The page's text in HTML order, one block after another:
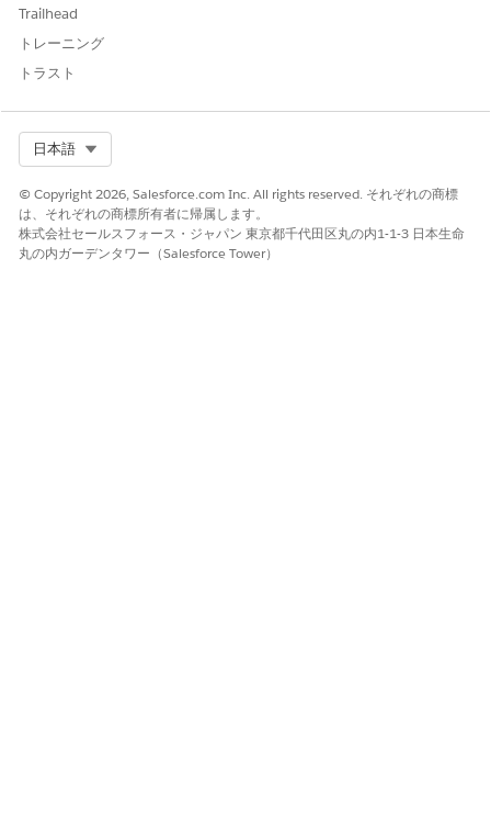
グを制御します。開始要素で AND、OR、カスタムロジック、
または数式ベースの条件を使用すると、適切なレコードが変更
レコードによってフローの実行がトリガーされると、
Salesforce はそのレコードの情報をトリガーレコード変数に
自動的に保存します。この変数により、フローをトリガーした
レコードのすべての項目値にフローがインスタントアクセスで
きます。項目値を参照したり、確認したり、変更したりできま
す。
Trailhead
トレーニング
トラスト
日本語
© Copyright 2026, Salesforce.com Inc. All rights reserved. それぞれの商標
は、それぞれの商標所有者に帰属します。
株式会社セールスフォース・ジャパン 東京都千代田区丸の内1-1-3 日本生命
丸の内ガーデンタワー（Salesforce Tower）